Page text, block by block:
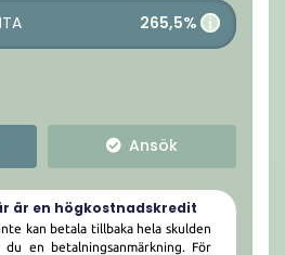
265,5% i
Ansök
är en högkostnadskredit
kan betala tillbaka hela skulden
du en betalningsanmärkning. För